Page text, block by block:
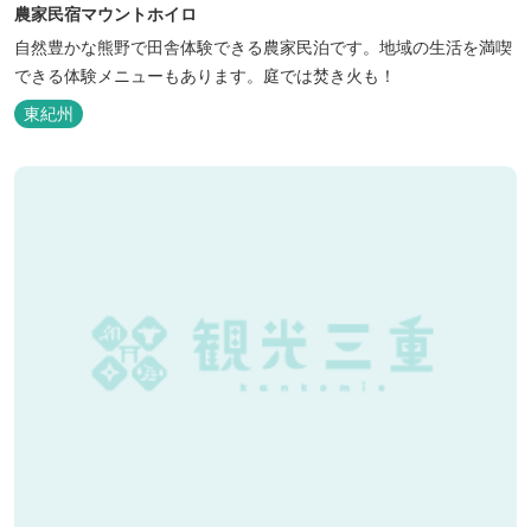
農家民宿マウントホイロ
自然豊かな熊野で田舎体験できる農家民泊です。地域の生活を満喫
できる体験メニューもあります。庭では焚き火も！
東紀州